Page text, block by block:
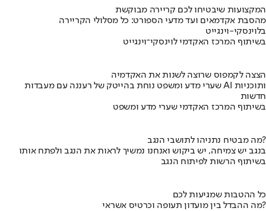
המקצועות שיבטיחו לכם קריירה מבוקשת
מהסבת אקדמאים ועד מדעי הספורט: כל מסלולי הקריירה
בלוינסקי-וינגייט
בשיתוף המרכז האקדמי לוינסקי־וינגייט
הצצה לקמפוס שרוצה לשנות את האקדמיה
שערי מדע ומשפט נוחת בהייטק של רעננה עם מעבדות AI ותוכניות
חדשות
בשיתוף המרכז האקדמי שערי מדע ומשפט
מה מבטיח נתניהו לתושבי הנגב?
בנגב יש צמיחה, יש ביקוש ואנחנו נמשיך לראות את הנגב ולפתח אותו
בשיתוף הרשות לפיתוח הנגב
כל ההטבות שמגיעות לכם
מה ההבדל בין מועדון תעופה וכרטיס אשראי?